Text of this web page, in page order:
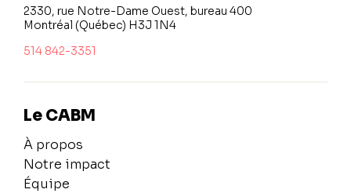
2330, rue Notre-Dame Ouest, bureau 400
Montréal (Québec) H3J 1N4
514 842-3351
Le CABM
À propos
Notre impact
Équipe